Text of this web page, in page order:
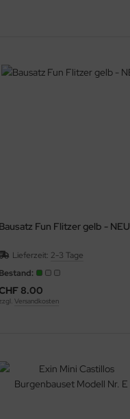
Bausatz Fun Flitzer gelb - NEU
Lieferzeit: 2-3 Tage
Bestand:
8.00
Versandkosten